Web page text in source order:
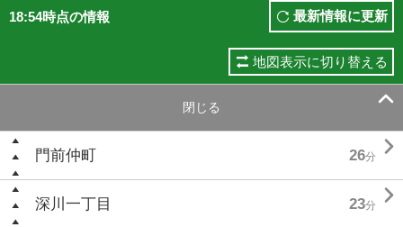
18:54時点の情報 最新情報に更新
地図表示に切り替える
閉じる 
門前仲町 26分 
深川一丁目 23分 